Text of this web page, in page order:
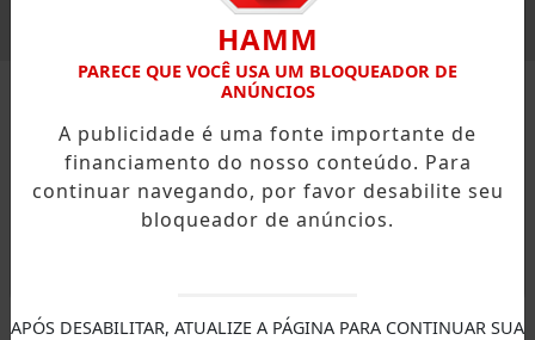
HAMM
PARECE QUE VOCÊ USA UM BLOQUEADOR DE
ANÚNCIOS
A publicidade é uma fonte importante de
financiamento do nosso conteúdo. Para
continuar navegando, por favor desabilite seu
bloqueador de anúncios.
APÓS DESABILITAR, ATUALIZE A PÁGINA PARA CONTINUAR SUA